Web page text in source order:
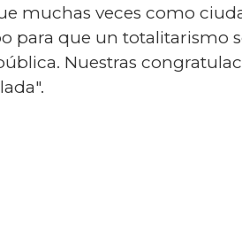
muchas veces como
para que un totalitarismo
Nuestras